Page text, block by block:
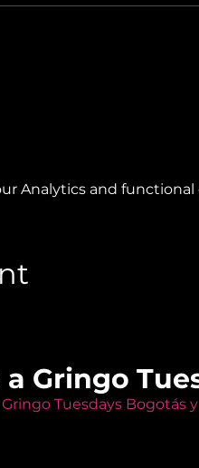
Analytics and
a Gringo
Tuesdays Bogotás